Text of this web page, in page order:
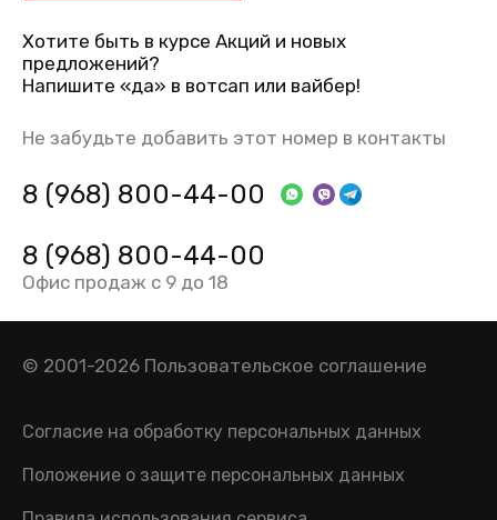
Хотите быть в курсе Акций и новых
предложений?
Напишите «да» в вотсап или вайбер!
Не забудьте добавить этот номер в контакты
8 (968) 800-44-00
8 (968) 800-44-00
Офис продаж с 9 до 18
© 2001-2026 Пользовательское соглашение
Согласие на обработку персональных данных
Положение о защите персональных данных